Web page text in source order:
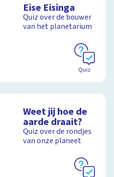
Eise Eisinga
Quiz over de bouwer
van het planetarium
Quiz
Weet jij hoe de
aarde draait?
Quiz over de rondjes
van onze planeet